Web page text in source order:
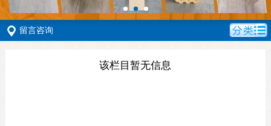
留言咨询
该栏目暂无信息